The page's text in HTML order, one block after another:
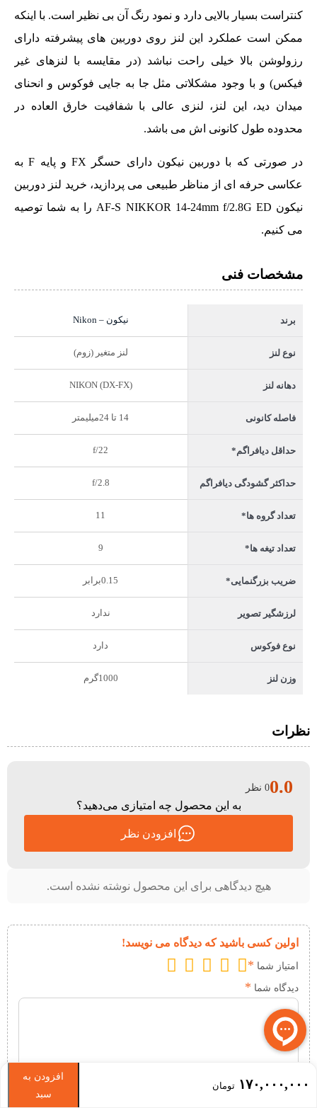
کنتراست بسیار بالایی دارد و نمود رنگ آن بی نظیر است. با اینکه
ممکن است عملکرد این لنز روی دوربین های پیشرفته دارای
رزولوشن بالا خیلی راحت نباشد (در مقایسه با لنزهای غیر
فیکس) و با وجود مشکلاتی مثل جا به جایی فوکوس و انحنای
میدان دید، این لنز، لنزی عالی با شفافیت خارق العاده در
محدوده طول کانونی اش می باشد.
در صورتی که با دوربین نیکون دارای حسگر FX و پایه F به
عکاسی حرفه ای از مناظر طبیعی می پردازید، خرید لنز دوربین
نیکون AF-S NIKKOR 14-24mm f/2.8G ED
را به شما توصیه
می کنیم.
مشخصات فنی
برند نیکون – Nikon
نوع لنز لنز متغیر (زوم)
دهانه لنز NIKON (DX-FX)
فاصله کانونی 14 تا 24میلیمتر
حداقل دیافراگم* f/22
حداکثر گشودگی دیافراگم f/2.8
تعداد گروه ها* 11
تعداد تیغه ها* 9
ضریب بزرگنمایی* 0.15برابر
لرزشگیر تصویر ندارد
نوع فوکوس دارد
وزن لنز 1000گرم
نظرات
هیچ دیدگاهی برای این محصول نوشته نشده است.
اولین کسی باشید که دیدگاه می نویسد!
امتیاز شما *
دیدگاه شما *
0.00 نظر
به این محصول چه امتیازی می‌دهید؟
افزودن نظر
۱۷۰,۰۰۰,۰۰۰ تومان
افزودن به
سبد